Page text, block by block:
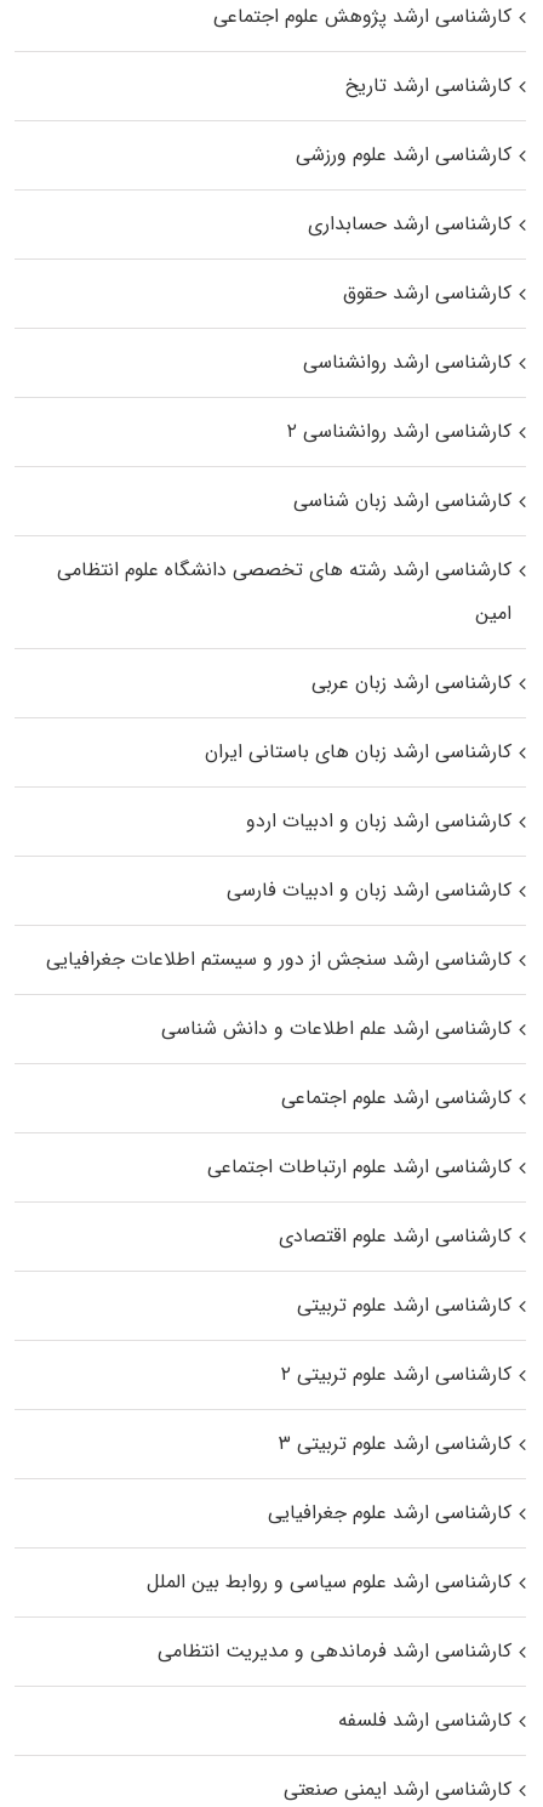
کارشناسی ارشد پژوهش علوم اجتماعی
کارشناسی ارشد تاریخ
کارشناسی ارشد علوم ورزشی
کارشناسی ارشد حسابداری
کارشناسی ارشد حقوق
کارشناسی ارشد روانشناسی
کارشناسی ارشد روانشناسی ۲
کارشناسی ارشد زبان شناسی
کارشناسی ارشد رﺷﺘﻪ ﻫﺎی تخصصی داﻧﺸﮕﺎه ﻋﻠﻮم انتظامی
اﻣﻴﻦ
کارشناسی ارشد زبان عربی
کارشناسی ارشد زبان‌ های باستانی ایران
کارشناسی ارشد زبان و ادبیات اردو
کارشناسی ارشد زبان و ادبیات فارسی
کارشناسی ارشد سنجش از دور و سیستم اطلاعات جغرافیایی
کارشناسی ارشد علم اطلاعات و دانش شناسی
کارشناسی ارشد علوم اجتماعی
کارشناسی ارشد علوم ارتباطات اجتماعی
کارشناسی ارشد علوم اقتصادی
کارشناسی ارشد علوم تربیتی
کارشناسی ارشد علوم تربیتی ۲
کارشناسی ارشد علوم تربیتی ۳
کارشناسی ارشد علوم جغرافیایی
کارشناسی ارشد علوم سیاسی و روابط بین الملل
کارشناسی ارشد فرماندهی و مدیریت انتظامی
کارشناسی ارشد فلسفه
کارشناسی ارشد ایمنی صنعتی